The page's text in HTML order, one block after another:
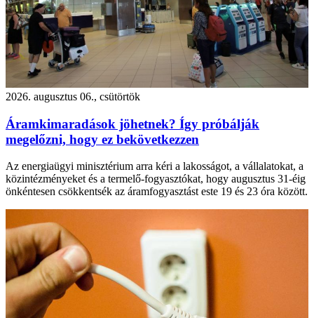
2026. augusztus 06., csütörtök
Áramkimaradások jöhetnek? Így próbálják
megelőzni, hogy ez bekövetkezzen
Az energiaügyi minisztérium arra kéri a lakosságot, a vállalatokat, a
közintézményeket és a termelő-fogyasztókat, hogy augusztus 31-éig
önkéntesen csökkentsék az áramfogyasztást este 19 és 23 óra között.